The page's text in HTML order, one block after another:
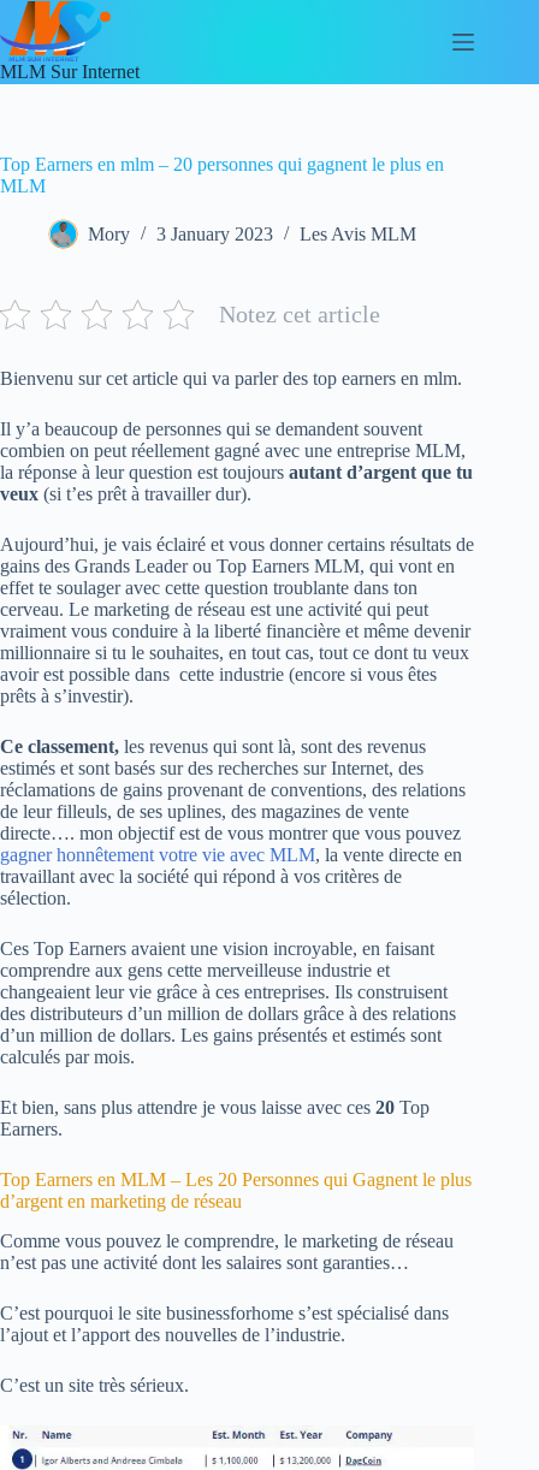
Skip
to
content
MLM Sur Internet
Top Earners en mlm – 20 personnes qui gagnent le plus en
MLM
Mory 3 January 2023 Les Avis MLM
Notez cet article
Bienvenu sur cet article qui va parler des top earners en mlm.
Il y’a beaucoup de personnes qui se demandent souvent
combien on peut réellement gagné avec une entreprise MLM,
la réponse à leur question est toujours autant d’argent que tu
veux (si t’es prêt à travailler dur).
Aujourd’hui, je vais éclairé et vous donner certains résultats de
gains des Grands Leader ou Top Earners MLM, qui vont en
effet te soulager avec cette question troublante dans ton
cerveau. Le marketing de réseau est une activité qui peut
vraiment vous conduire à la liberté financière et même devenir
millionnaire si tu le souhaites, en tout cas, tout ce dont tu veux
avoir est possible dans cette industrie (encore si vous êtes
prêts à s’investir).
Ce classement, les revenus qui sont là, sont des revenus
estimés et sont basés sur des recherches sur Internet, des
réclamations de gains provenant de conventions, des relations
de leur filleuls, de ses uplines, des magazines de vente
directe…. mon objectif est de vous montrer que vous pouvez
gagner honnêtement votre vie avec MLM, la vente directe en
travaillant avec la société qui répond à vos critères de
sélection.
Ces Top Earners avaient une vision incroyable, en faisant
comprendre aux gens cette merveilleuse industrie et
changeaient leur vie grâce à ces entreprises. Ils construisent
des distributeurs d’un million de dollars grâce à des relations
d’un million de dollars. Les gains présentés et estimés sont
calculés par mois.
Et bien, sans plus attendre je vous laisse avec ces 20 Top
Earners.
Top Earners en MLM – Les 20 Personnes qui Gagnent le plus
d’argent en marketing de réseau
Comme vous pouvez le comprendre, le marketing de réseau
n’est pas une activité dont les salaires sont garanties…
C’est pourquoi le site businessforhome s’est spécialisé dans
l’ajout et l’apport des nouvelles de l’industrie.
C’est un site très sérieux.